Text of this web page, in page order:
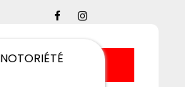
NOTORIÉTÉ